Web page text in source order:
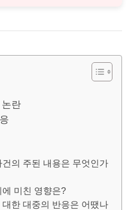
란
의 주된 내용은 무엇인가
미친 영향은?
한 대중의 반응은 어땠나